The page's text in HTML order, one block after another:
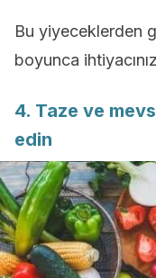
Bu yiyeceklerden
boyunca
4. Taze ve
edin